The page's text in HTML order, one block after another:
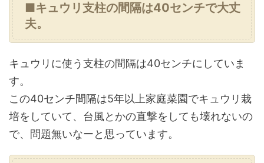
■キュウリ支柱の間隔は40センチで大丈
夫。
キュウリに使う支柱の間隔は40センチにしていま
す。
この40センチ間隔は5年以上家庭菜園でキュウリ栽
培をしていて、台風とかの直撃をしても壊れないの
で、問題無いなーと思っています。